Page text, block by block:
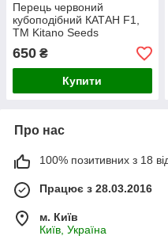
Перець червоний
кубоподібний КАТАН F1,
ТМ Kitano Seeds
(Нідерланди)
650 ₴
Купити
Про нас
100% позитивних з 18
Працює з 28.03.2016
м. Київ
Київ, Україна